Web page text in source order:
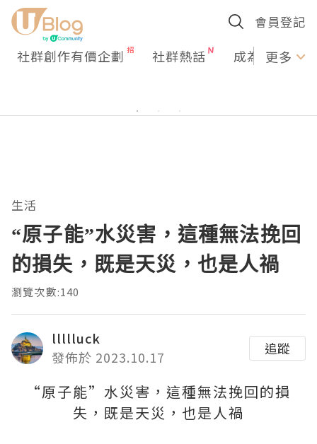
會員登記
社群創作有價企劃 社群熱話 成為U更多
生活
“原子能”水災害，這種無法挽回
的損失，既是天災，也是人禍
瀏覽次數:140
llllluck
發佈於 2023.10.17
追蹤
“原子能”水災害，這種無法挽回的損
失，既是天災，也是人禍